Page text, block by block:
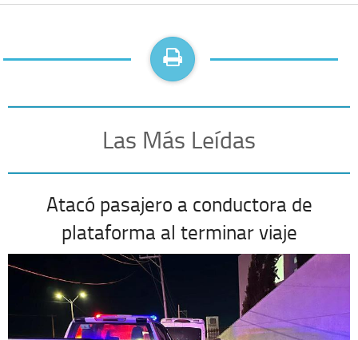
Las Más Leídas
Atacó pasajero a conductora de
plataforma al terminar viaje